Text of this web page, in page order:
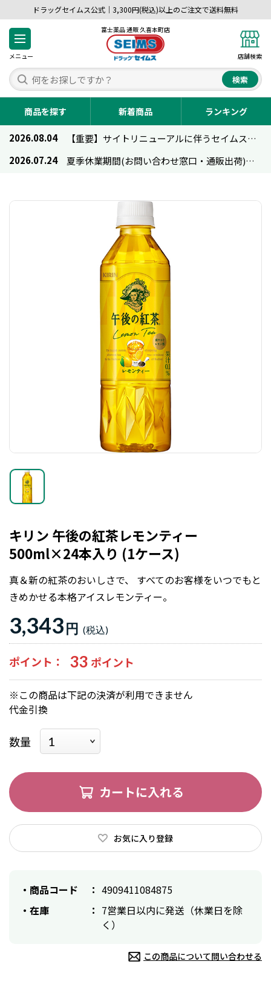
ドラッグセイムス公式｜3,300円(税込)以上のご注文で送料無料
メニュー
富士薬品 通販 久喜本町店
店舗検索
検索
商品を探す 新着商品 ランキング
2026.08.04
【重要】サイトリニューアルに伴うセイムス通販のご利用について
2026.07.24
夏季休業期間(お問い合わせ窓口・通販出荷)のお知らせ
キリン 午後の紅茶レモンティー
500ml×24本入り (1ケース)
真＆新の紅茶のおいしさで、 すべてのお客様をいつでもと
きめかせる本格アイスレモンティー。
3,343円
ポイント 33
※この商品は下記の決済が利用できません
代金引換
数量
カートに入れる
お気に入り登録
商品コード
4909411084875
在庫
7営業日以内に発送（休業日を除
く）
この商品について問い合わせる